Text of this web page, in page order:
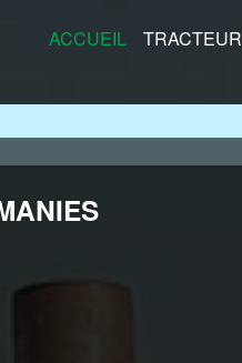
ACCUEIL TRACTEUR